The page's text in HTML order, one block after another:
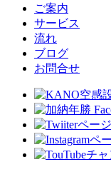
ご案内
サービス
流れ
ブログ
お問合せ